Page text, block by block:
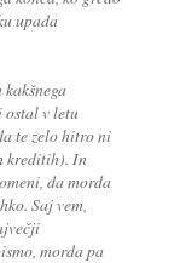
upada
ostal v letu
te zelo hitro ni
kreditih). In
da morda
Saj vem,
morda pa